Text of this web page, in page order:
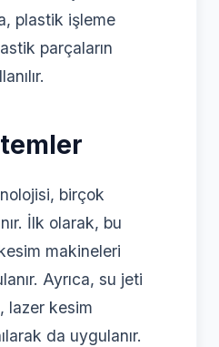
plastik işleme
parçaların
birçok
İlk olarak, bu
makineleri
Ayrıca, su jeti
lazer kesim
da uygulanır.